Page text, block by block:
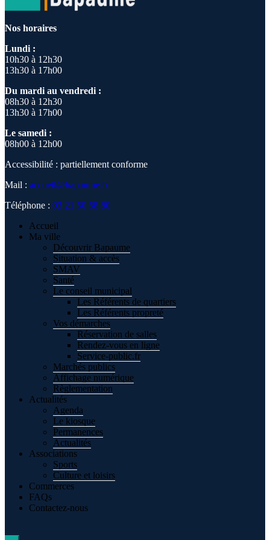
Nos horaires
Lundi :
10h30 à 12h30
13h30 à 17h00
Du mardi au vendredi :
08h30 à 12h30
13h30 à 17h00
Le samedi :
08h00 à 12h00
Accessibilité : partiellement conforme
Mail : accueil@bapaume.fr
Téléphone : 03 21 50 58 80
Accueil
Ma ville
Découvrir Bapaume
Situation & accès
SMAV
Santé
Le conseil municipal
Les Référents de quartiers
Les Référents propreté
Vos démarches
Réservation de salles
Rendez-vous en ligne
Service-public.fr
Marchés publics
Affichage numérique
Règlementation
Actualités
Agenda
Le kiosque
Permanences
Actualités
Associations
Sports
Culture et loisirs
Commerces
FAQs
Contactez-nous